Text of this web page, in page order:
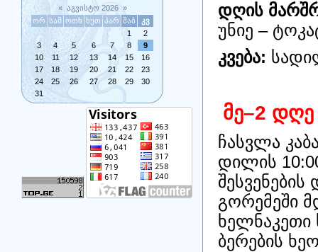
« აგვისტო 2026 »
ორ
სამ ოთხ ხუთ პარ შაბ
კვ
1
2
3
4 5 6 7 8
9
10
11 12 13 14 15
16
17
18 19 20 21 22
23
24
25 26 27 28 29
30
31
დღის
უნიე –
კვება:
მე–2 დღე
ჩასვლა
დილის
გორემეში
ხელნაკეთი
ბერების